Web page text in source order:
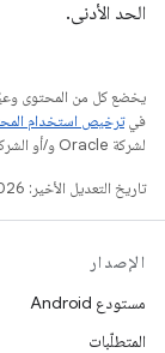
الحد الأدنى.
يخضع كل من المحتوى
فيترخيص استخدام
لشركة Oracle و/أو الشركات التابعة لها.
تاريخ التعديل الأخير: 2026-06-22 (حسب التوقيت العالمي المتفَّق عليه)
الإصدار
مستودع Android
المتطلّبات